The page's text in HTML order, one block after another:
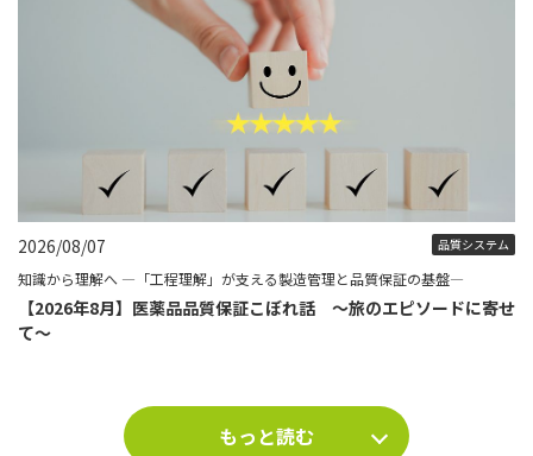
2026/08/07 品質システム
知識から理解へ ―「工程理解」が支える製造管理と品質保証の基盤―
【2026年8月】医薬品品質保証こぼれ話 ～旅のエピソードに寄せ
て～
もっと読む